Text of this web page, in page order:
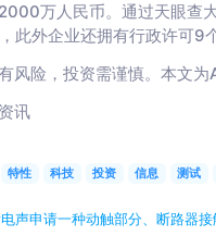
万人民币。通过天眼查
此外企业还拥有行政许可9个
风险，投资需谨慎。本文为
讯
特性 科技 投资 信息 测试
声申请一种动触部分、断路器